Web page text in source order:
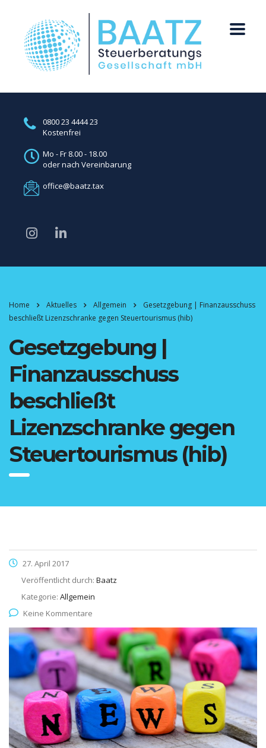
0800 23 4444 23
Kostenfrei
Mo - Fr 8.00 - 18.00
oder nach Vereinbarung
office@baatz.tax
Home Aktuelles Allgemein
Gesetzgebung | Finanzausschuss
beschließt Lizenzschranke gegen Steuertourismus (hib)
Gesetzgebung |
Finanzausschuss
beschließt
Lizenzschranke gegen
Steuertourismus (hib)
27. April 2017
Veröffentlicht durch: Baatz
Kategorie: Allgemein
Keine Kommentare